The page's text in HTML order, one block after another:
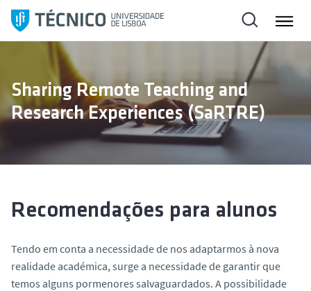
l
p
a
Sharing Remote Teaching and
Research Experiences (SaRTRE)
Recomendações para alunos
Tendo em conta a necessidade de nos adaptarmos à nova
realidade académica, surge a necessidade de garantir que
temos alguns pormenores salvaguardados. A possibilidade